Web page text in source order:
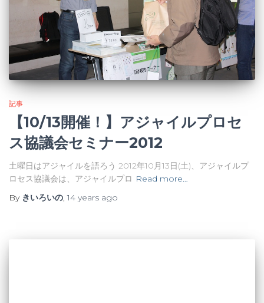
記事
【10/13開催！】アジャイルプロセ
ス協議会セミナー2012
土曜日はアジャイルを語ろう 2012年10月13日(土)、アジャイルプ
ロセス協議会は、アジャイルプロ Read more…
By きいろいの,14 years ago